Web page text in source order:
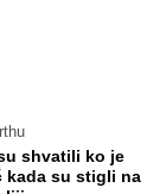
shvatili ko je
kada su stigli na